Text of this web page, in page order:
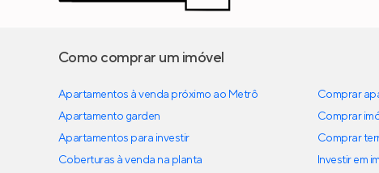
Como comprar um imóvel
Apartamentos à venda próximo ao Metrô
Apartamento garden
Apartamentos para investir
Coberturas à venda na planta
Comprar
Comprar
Comprar
Investir em